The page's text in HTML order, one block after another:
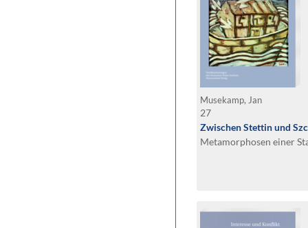
Musekamp, Jan
27
Zwischen Stettin und
Metamorphosen einer